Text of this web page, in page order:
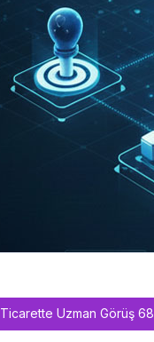
Ticarette Uzman Görüş 68